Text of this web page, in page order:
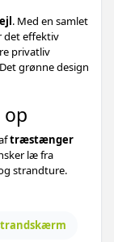
. Med en samlet
det effektiv
privatliv
grønne design
træstænger
læ fra
strandture.
757,-
619,-